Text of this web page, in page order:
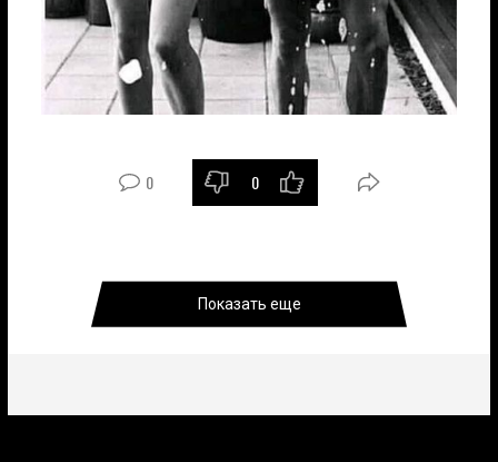
0 0
Показать еще